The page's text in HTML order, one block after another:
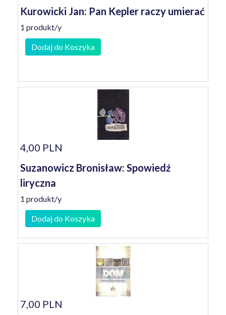
Kurowicki Jan: Pan Kepler raczy umierać
1 produkt/y
Dodaj do Koszyka
4,00 PLN
Suzanowicz Bronisław: Spowiedź
liryczna
1 produkt/y
Dodaj do Koszyka
7,00 PLN